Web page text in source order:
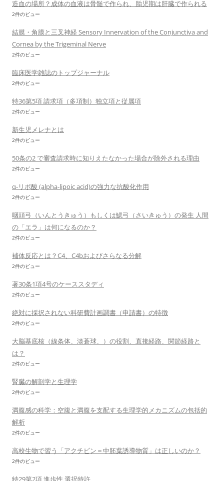
造血の場所？成体の血液は骨髄で作られ、胎児期は肝臓で作られる
2件のビュー
結膜・角膜と三叉神経 Sensory Innervation of the Conjunctiva and
Cornea by the Trigeminal Nerve
2件のビュー
臨床医学雑誌のトップジャーナル
2件のビュー
特36第5項 請求項（多項制）独立項と従属項
2件のビュー
新生児メレナとは
2件のビュー
50条の2 で審査請求時に知りえたなかった場合が除外される理由
2件のビュー
α-リポ酸 (alpha-lipoic acid)の強力な抗酸化作用
2件のビュー
咽頭弓（いんとうきゅう）もしくは鰓弓（さいきゅう）の発生 人間
の「エラ」は何になるのか？
2件のビュー
補体反応とは？C4、C4bおよびさらなる分解
2件のビュー
著30条1項4号のケーススタディ
2件のビュー
絶対に採択されない科研費計画調書（申請書）の特徴
2件のビュー
大脳基底核（線条体、淡蒼球、）の役割、直接経路、関節経路と
は？
2件のビュー
腎臓の解剖学と生理学
2件のビュー
満腹感の科学：空腹と満腹を支配する生理学的メカニズムの包括的
解析
2件のビュー
高校生物で習う「アクチビン＝中胚葉誘導物質」は正しいのか？
2件のビュー
特29第2項 進歩性 選択特許